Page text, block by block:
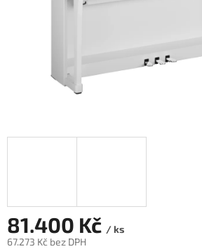
81.400 Kč / ks
67.273 Kč bez DPH